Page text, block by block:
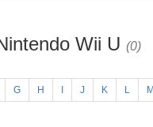
Wii U (0)
G H J K L M